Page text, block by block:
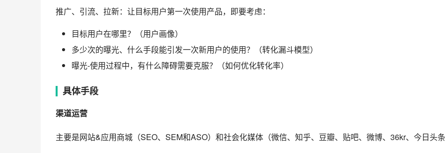
推广、引流、拉新：让目标用户第一次使用产品，即要考虑：
目标用户在哪里？（用户画像）
多少次的曝光、什么手段能引发一次新用户的使用？（转化漏斗模型）
曝光-使用过程中，有什么障碍需要克服？（如何优化转化率）
具体手段
渠道运营
主要是网站&应用商城（SEO、 SEM和ASO）和社会化媒体（微信、知乎、豆瓣、贴吧、微博、 36kr、今日头